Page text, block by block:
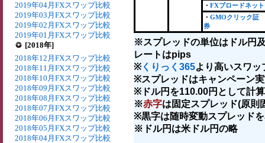
2019年04月FXスワップ比較
2019年03月FXスワップ比較
2019年02月FXスワップ比較
2019年01月FXスワップ比較
[2018年]
2018年12月FXスワップ比較
2018年11月FXスワップ比較
2018年10月FXスワップ比較
2018年09月FXスワップ比較
2018年08月FXスワップ比較
2018年07月FXスワップ比較
2018年06月FXスワップ比較
2018年05月FXスワップ比較
2018年04月FXスワップ比較
・ FXブロードネット
・ GMOクリック証
券
※スプレッドの単位はドル円
レートはpips
※ くりっく365より高いスワッ
※スプレッドはキャンペーン
※ドル円を110.00円として計算
※赤字は固定スプレッド(原則
※黒字は随時変動スプレッド
※ドル円は米ドル円の略